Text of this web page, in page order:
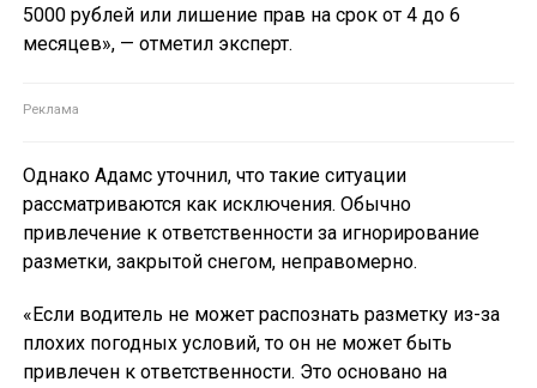
5000 рублей или лишение прав на срок от 4 до 6
месяцев», — отметил эксперт.
Однако Адамс уточнил, что такие ситуации
рассматриваются как исключения. Обычно
привлечение к ответственности за игнорирование
разметки, закрытой снегом, неправомерно.
«Если водитель не может распознать разметку из-за
плохих погодных условий, то он не может быть
привлечен к ответственности. Это основано на